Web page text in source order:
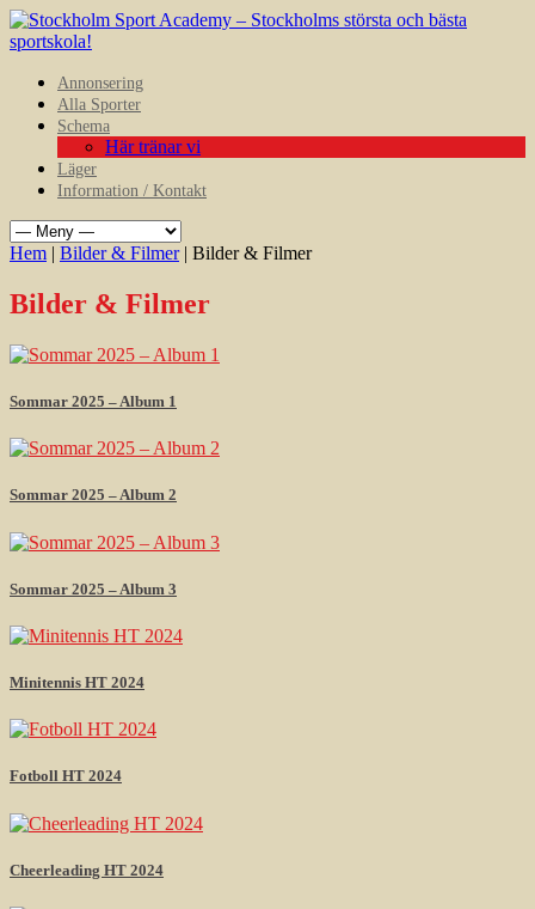
Annonsering
Alla Sporter
Schema
Här tränar vi
Läger
Information / Kontakt
Hem | Bilder & Filmer| Bilder & Filmer
Bilder & Filmer
Sommar 2025 – Album 1
Sommar 2025 – Album 2
Sommar 2025 – Album 3
Minitennis HT 2024
Fotboll HT 2024
Cheerleading HT 2024